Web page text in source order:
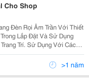
Cho Shop
Thiết
Lắp Đặt Và Sử Dụng
Trí. Sử Dụng Với Các
Bóng Đèn Metal
Osram Đ
>1 năm